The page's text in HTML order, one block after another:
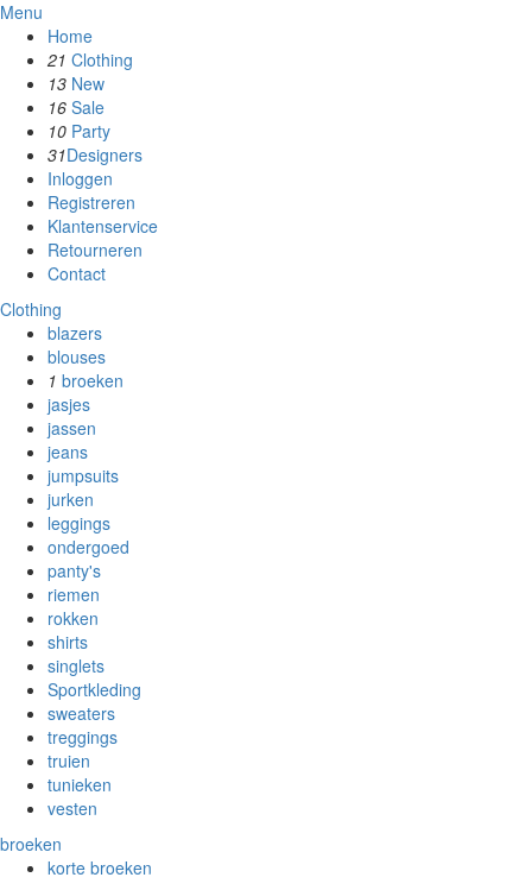
Menu
Home
21 Clothing
13 New
16 Sale
10 Party
31Designers
Inloggen
Registreren
Klantenservice
Retourneren
Contact
Clothing
blazers
blouses
1 broeken
jasjes
jassen
jeans
jumpsuits
jurken
leggings
ondergoed
panty's
riemen
rokken
shirts
singlets
Sportkleding
sweaters
treggings
truien
tunieken
vesten
broeken
korte broeken